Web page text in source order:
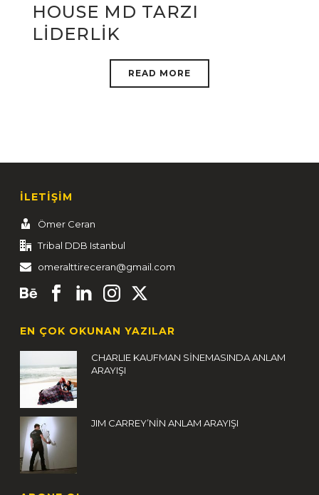
HOUSE MD TARZI
LİDERLİK
READ MORE
İLETİŞİM
Ömer Ceran
Tribal DDB Istanbul
omeralttireceran@gmail.com
EN ÇOK OKUNAN YAZILAR
CHARLIE KAUFMAN SİNEMASINDA ANLAM
ARAYIŞI
JIM CARREY’NİN ANLAM ARAYIŞI